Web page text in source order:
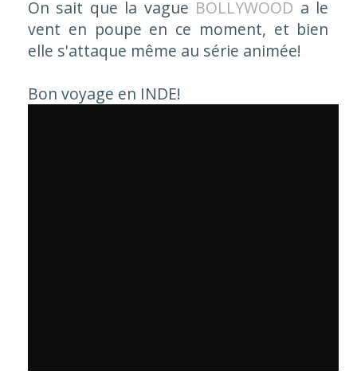
On sait que la vague BOLLYWOOD a le
vent en poupe en ce moment, et bien
elle s'attaque même au série animée!
Bon voyage en INDE!